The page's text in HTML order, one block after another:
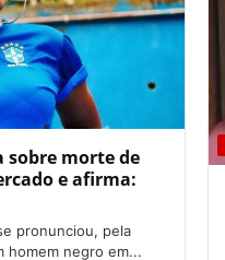
morte de
e afirma:
pronunciou, pela
homem negro em...